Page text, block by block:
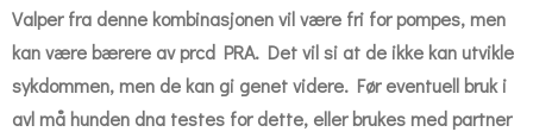
Valper fra denne kombinasjonen vil være fri for pompes, men
kan være bærere av prcd PRA. Det vil si at de ikke kan utvikle
sykdommen, men de kan gi genet videre. Før eventuell bruk i
avl må hunden dna testes for dette, eller brukes med partner